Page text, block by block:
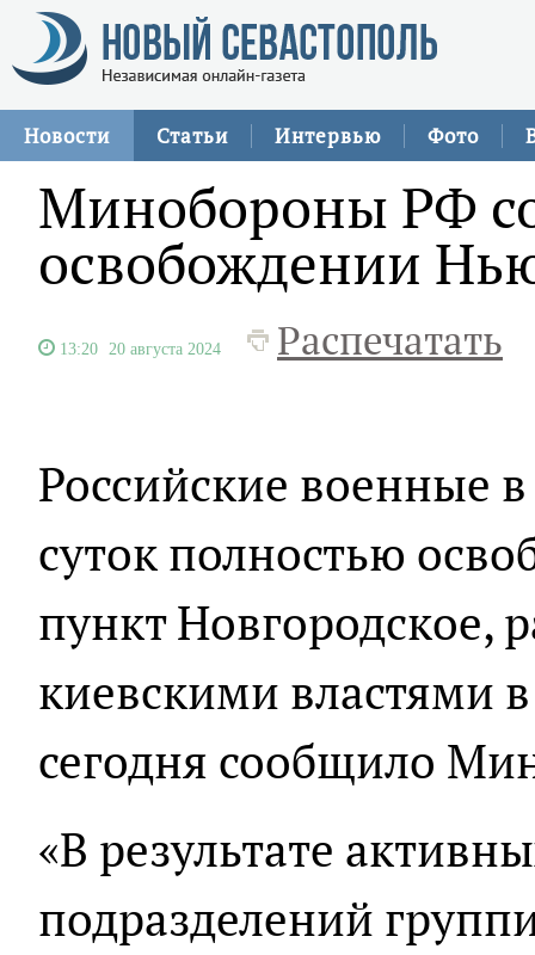
Новости Статьи Интервью Фото
Минобороны РФ
освобождении
13:20 20 августа 2024 Распечатать
Российские военные
суток полностью
пункт Новгородское,
киевскими властями
сегодня сообщило
«В результате
подразделений